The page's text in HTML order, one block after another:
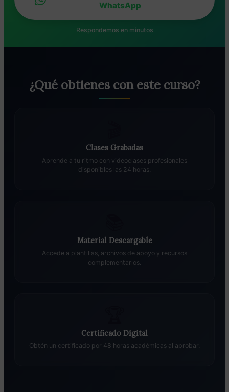
WhatsApp
Respondemos en minutos
¿Qué obtienes con este curso?
Clases Grabadas
Aprende a tu ritmo con videoclases profesionales
disponibles las 24 horas.
Material Descargable
Accede a plantillas, archivos de apoyo y recursos
complementarios.
Certificado Digital
Obtén un certificado por 48 horas académicas al aprobar.